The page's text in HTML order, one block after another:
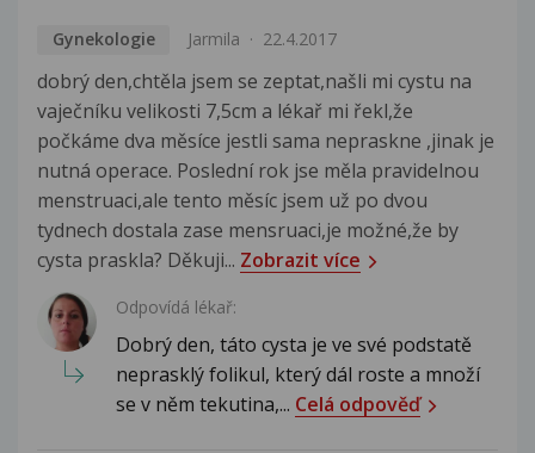
Gynekologie Jarmila 22.4.2017
dobrý den,chtěla jsem se zeptat,našli mi cystu na
vaječníku velikosti 7,5cm a lékař mi řekl,že
počkáme dva měsíce jestli sama nepraskne ,jinak je
nutná operace. Poslední rok jse měla pravidelnou
menstruaci,ale tento měsíc jsem už po dvou
tydnech dostala zase mensruaci,je možné,že by
cysta praskla? Děkuji... Zobrazit více
Odpovídá lékař:
Dobrý den, táto cysta je ve své podstatě
neprasklý folikul, který dál roste a množí
se v něm tekutina,... Celá odpověď